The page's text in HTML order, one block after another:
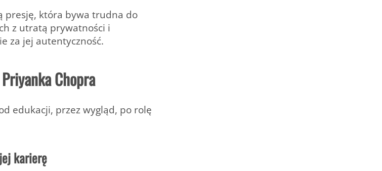
presję, która bywa trudna do
z utratą prywatności i
za jej autentyczność.
Chopra
edukacji, przez wygląd, po rolę
karierę